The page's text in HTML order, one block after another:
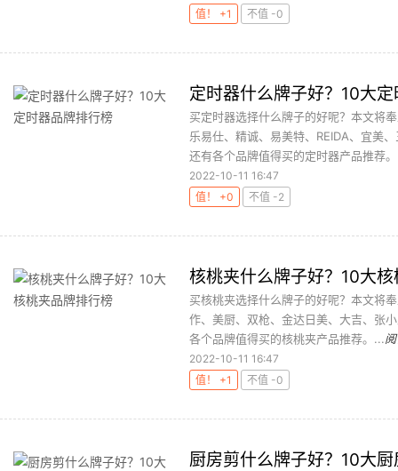
值！ +1
不值 -0
定时器什么牌子好？10大
买定时器选择什么牌子的好呢？本文将
乐易仕、精诚、易美特、REIDA、宜美
还有各个品牌值得买的定时器产品推荐
2022-10-11 16:47
值！ +0
不值 -2
核桃夹什么牌子好？10大
买核桃夹选择什么牌子的好呢？本文将
作、美厨、双枪、金达日美、大吉、张
各个品牌值得买的核桃夹产品推荐。...
2022-10-11 16:47
值！ +1
不值 -0
厨房剪什么牌子好？10大